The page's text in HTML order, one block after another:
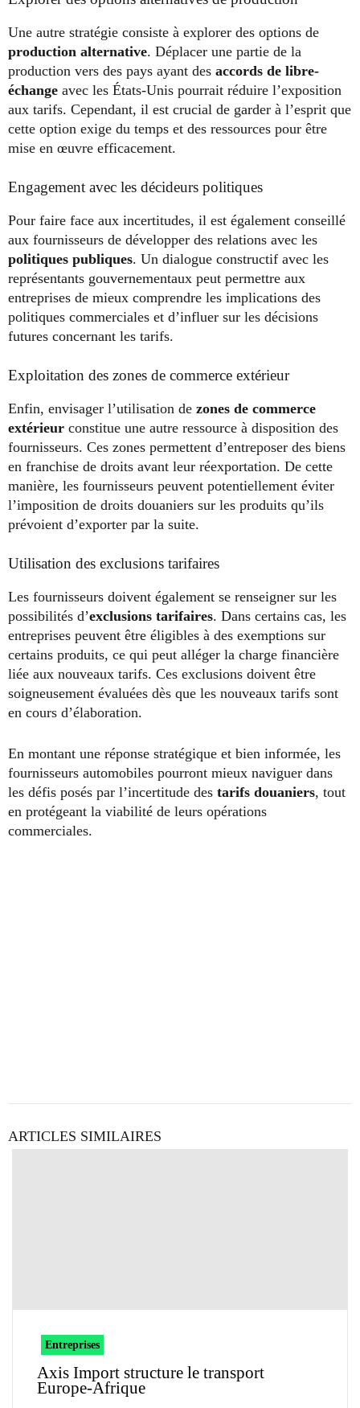
Une autre stratégie consiste à explorer des options de
production alternative. Déplacer une partie de la
production vers des pays ayant des accords de libre-
échange avec les États-Unis pourrait réduire l’exposition
aux tarifs. Cependant, il est crucial de garder à l’esprit que
cette option exige du temps et des ressources pour être
mise en œuvre efficacement.
Engagement avec les décideurs politiques
Pour faire face aux incertitudes, il est également conseillé
aux fournisseurs de développer des relations avec les
politiques publiques. Un dialogue constructif avec les
représentants gouvernementaux peut permettre aux
entreprises de mieux comprendre les implications des
politiques commerciales et d’influer sur les décisions
futures concernant les tarifs.
Exploitation des zones de commerce extérieur
Enfin, envisager l’utilisation de zones de commerce
extérieur constitue une autre ressource à disposition des
fournisseurs. Ces zones permettent d’entreposer des biens
en franchise de droits avant leur réexportation. De cette
manière, les fournisseurs peuvent potentiellement éviter
l’imposition de droits douaniers sur les produits qu’ils
prévoient d’exporter par la suite.
Utilisation des exclusions tarifaires
Les fournisseurs doivent également se renseigner sur les
possibilités d’exclusions tarifaires. Dans certains cas, les
entreprises peuvent être éligibles à des exemptions sur
certains produits, ce qui peut alléger la charge financière
liée aux nouveaux tarifs. Ces exclusions doivent être
soigneusement évaluées dès que les nouveaux tarifs sont
en cours d’élaboration.
En montant une réponse stratégique et bien informée, les
fournisseurs automobiles pourront mieux naviguer dans
les défis posés par l’incertitude des tarifs douaniers, tout
en protégeant la viabilité de leurs opérations
commerciales.
ARTICLES SIMILAIRES
Entreprises
Axis Import structure le transport
Europe-Afrique